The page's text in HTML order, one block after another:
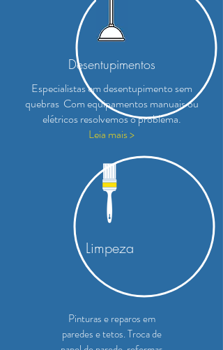
Desentupimentos
Especialistas em desentupimento sem
quebras Com equipamentos manuais ou
elétricos resolvemos o problema.
Leia mais >
Limpeza
Pinturas e reparos em
paredes e tetos. Troca de